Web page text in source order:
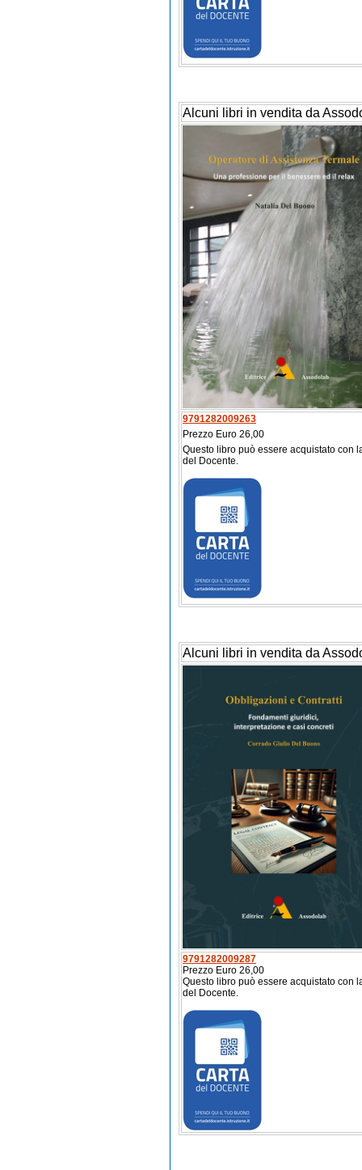
Alcuni libri in vendita da
9791282009263
Prezzo Euro 26,00
Questo libro può essere acquistato con
del Docente.
Alcuni libri in vendita da
9791282009287
Prezzo Euro 26,00
Questo libro può essere acquistato con
del Docente.